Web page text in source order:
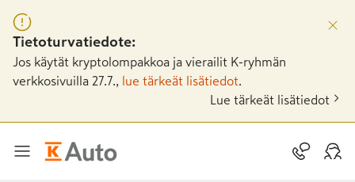
Tietoturvatiedote:
Jos käytät kryptolompakkoa ja vierailit K-ryhmän
verkkosivuilla 27.7.,
lue tärkeät lisätiedot
Lue tärkeät lisätiedot